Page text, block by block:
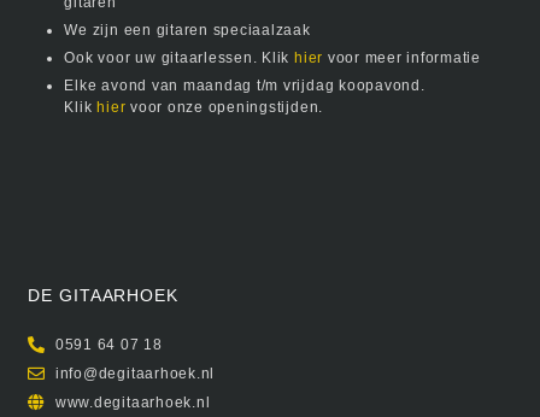
We zijn een gitaren speciaalzaak
Ook voor uw gitaarlessen. Klik hier voor meer informatie
Elke avond van maandag t/m vrijdag koopavond.
Klik hier voor onze openingstijden.
DE GITAARHOEK
0591 64 07 18
info@degitaarhoek.nl
www.degitaarhoek.nl